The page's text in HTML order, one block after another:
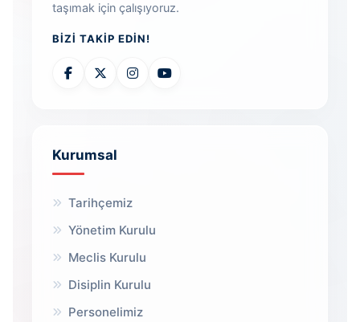
taşımak için çalışıyoruz.
BIZI TAKIP EDIN!
Kurumsal
Tarihçemiz
Yönetim Kurulu
Meclis Kurulu
Disiplin Kurulu
Personelimiz